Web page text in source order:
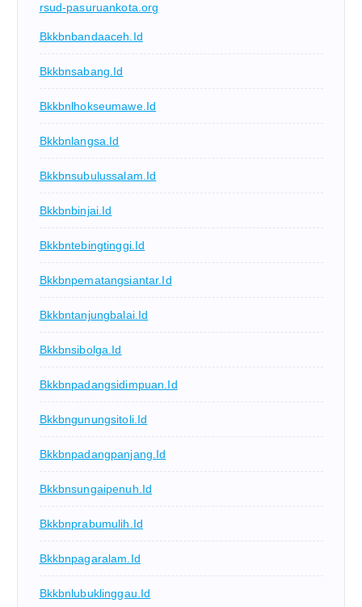
rsud-pasuruankota.org
Bkkbnbandaaceh.id
Bkkbnsabang.id
Bkkbnlhokseumawe.id
Bkkbnlangsa.id
Bkkbnsubulussalam.id
Bkkbnbinjai.id
Bkkbntebingtinggi.id
Bkkbnpematangsiantar.id
Bkkbntanjungbalai.id
Bkkbnsibolga.id
Bkkbnpadangsidimpuan.id
Bkkbngunungsitoli.id
Bkkbnpadangpanjang.id
Bkkbnsungaipenuh.id
Bkkbnprabumulih.id
Bkkbnpagaralam.id
Bkkbnlubuklinggau.id